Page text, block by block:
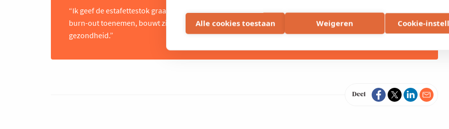
Alle cookies toestaan Weigeren Cookie-
“Ik geef de estafettestok graag door aan Astrid Pattyn van NORD Health Lab. In een tijd waarin uitval en
burn-out toenemen, bouwt zij aan een duurzame oplossing door te focussen op preventieve
gezondheid.”
Deel